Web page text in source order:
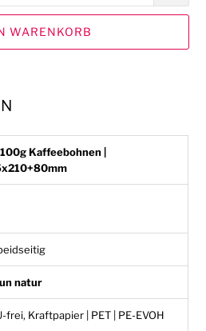
WARENKORB
Kaffeebohnen |
natur
frei, Kraftpapier | PET | PE-EVOH